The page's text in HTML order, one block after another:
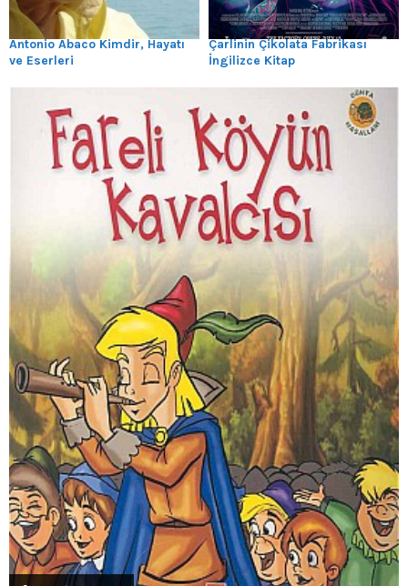
Antonio Abaco Kimdir, Hayatı
ve Eserleri
Çarlinin Çikolata Fabrikası
İngilizce Kitap